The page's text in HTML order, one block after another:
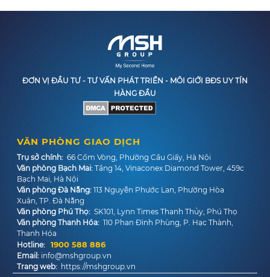
ĐƠN VỊ ĐẦU TƯ - TƯ VẤN PHÁT TRIỂN - MÔI GIỚI BĐS UY TÍN
HÀNG ĐẦU
VĂN PHÒNG GIAO DỊCH
Trụ sở chính: 66 Cốm Vòng, Phường Cầu Giấy, Hà Nội
Văn phòng Bạch Mai: Tầng 14, Vinaconex Diamond Tower, 459c
Bạch Mai, Hà Nội
Văn phòng Đà Nẵng: 113 Nguyễn Phước Lan, Phường Hòa
Xuân, TP. Đà Nẵng
Văn phòng Phú Thọ: SK101, Lynn Times Thanh Thủy, Phú Thọ
Văn phòng Thanh Hóa: 110 Phan Đình Phùng, P. Hạc Thành,
Thanh Hóa
Hotline: 1900 588 886
Email: info@mshgroup.vn
Trang web: https://mshgroup.vn